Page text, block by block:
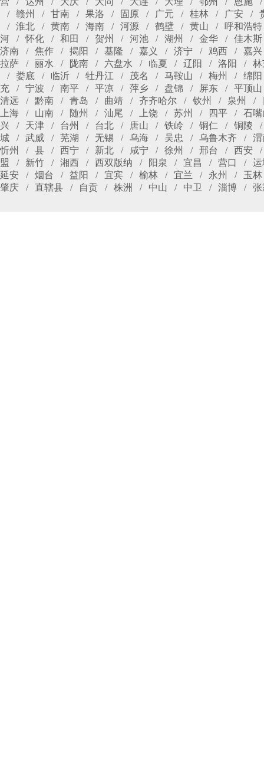
赣州
甘南 果洛 固原 广元 桂林 广安
淮北
黄南 海南 河源 鹤壁 黄山
呼和浩特
河
怀化 和田 贺州 河池 湖州 金华
佳木斯
济南
焦作 揭阳 基隆 嘉义 济宁 鸡西
嘉兴
拉萨
丽水 陇南 六盘水 临夏 辽阳 洛阳
林
娄底
临沂 牡丹江 茂名 马鞍山 梅州
绵阳
充
宁波 南平 平凉 萍乡 盘锦 屏东
平顶山
清远
黔南 青岛 曲靖 齐齐哈尔 钦州 泉州
上海
山南 随州 汕尾 上饶 苏州 四平
石嘴
兴
天津 台州 台北 唐山 铁岭 铜仁
铜陵
城
武威 芜湖 无锡 乌海 吴忠 乌鲁木齐
渭
忻州
县 西宁 新北 咸宁 徐州 邢台
西安
盟
新竹 湘西 西双版纳 阳泉 宜昌 营口
运
延安
烟台 益阳 宜宾 榆林 宜兰 永州
玉林
肇庆
直辖县 自贡 株洲 中山 中卫 淄博 张